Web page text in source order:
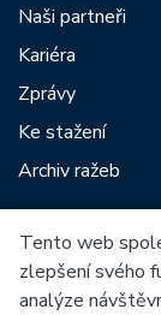
Naši partneři
Kariéra
Zprávy
Ke stažení
Archiv ražeb
Mezi naše
Tento web
zlepšení svého
analýze